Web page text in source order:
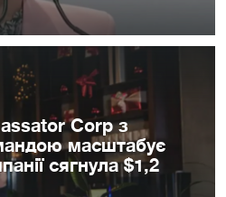
Corp з
масштабує
сягнула $1,2